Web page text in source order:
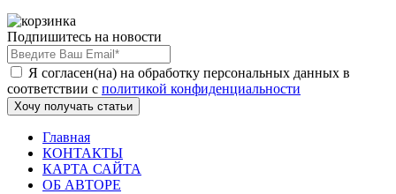
Подпишитесь на новости
Я согласен(на) на обработку персональных данных в
соответствии с политикой конфиденциальности
Хочу получать статьи
Главная
КОНТАКТЫ
КАРТА САЙТА
ОБ АВТОРЕ